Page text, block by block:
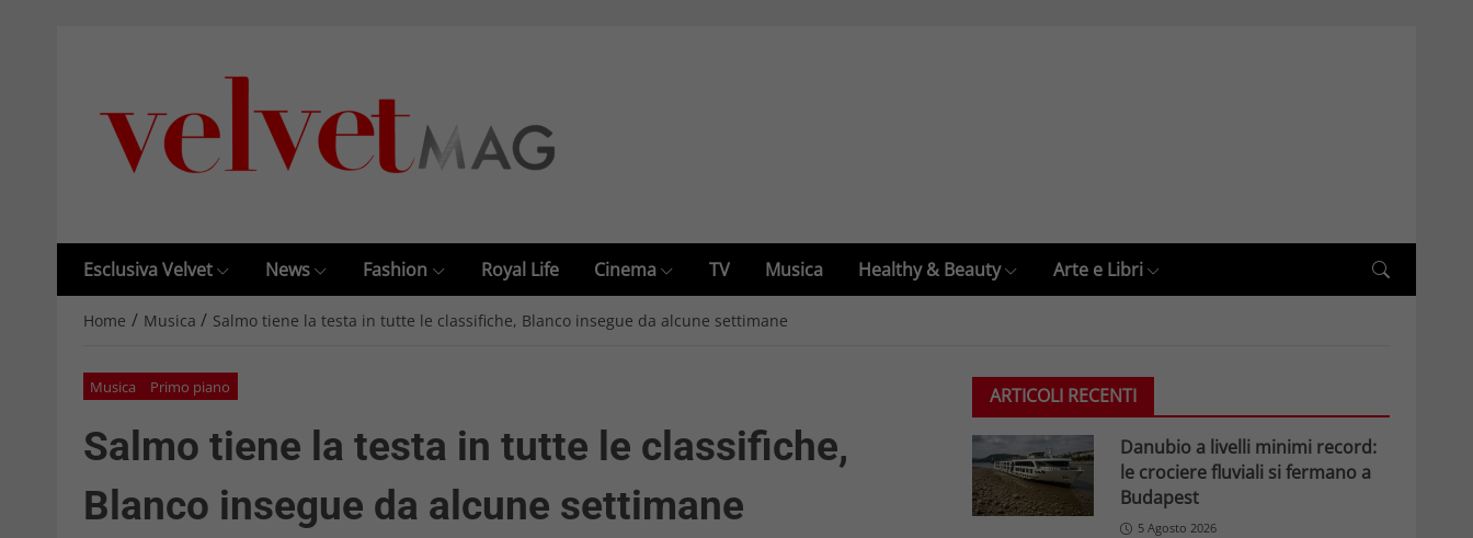
Esclusiva Velvet News Fashion Royal Life Cinema TV Musica Healthy & Beauty Arte e Libri
Home / Musica / Salmo tiene la testa in tutte le classifiche, Blanco insegue da alcune settimane
Musica Primo piano
Salmo tiene la testa in tutte le classifiche,
Blanco insegue da alcune settimane
ARTICOLI RECENTI
Danubio a livelli minimi record:
le crociere fluviali si fermano a
Budapest
5 Agosto 2026